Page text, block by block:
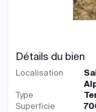
Détails du bien
Localisation
Type
Superficie